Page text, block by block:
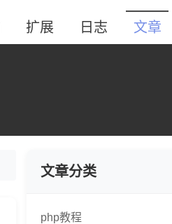
扩展 日志 文章
文章分类
php教程